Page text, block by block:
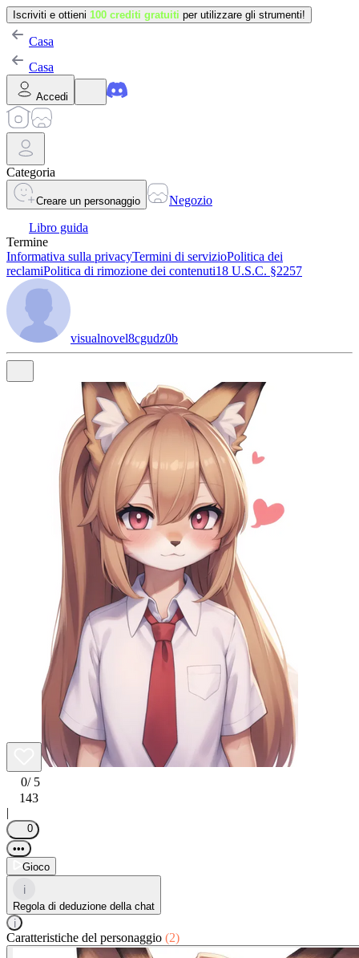
Iscriviti e ottieni 100 crediti gratuiti per utilizzare gli strumenti!
Casa
Casa
Accedi
Categoria
Creare un personaggio
Negozio
Libro guida
Termine
Informativa sulla privacyTermini di servizioPolitica dei
reclamiPolitica di rimozione dei contenuti18 U.S.C. §2257
visualnovel8cgudz0b
0/ 5
143
|
0
•••
Gioco
i
Regola di deduzione della chat
i
Caratteristiche del personaggio (2)